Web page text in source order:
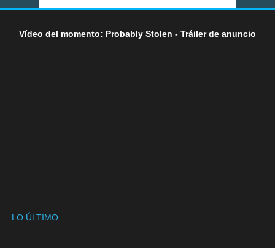
Vídeo del momento: Probably Stolen - Tráiler de anuncio
LO ÚLTIMO